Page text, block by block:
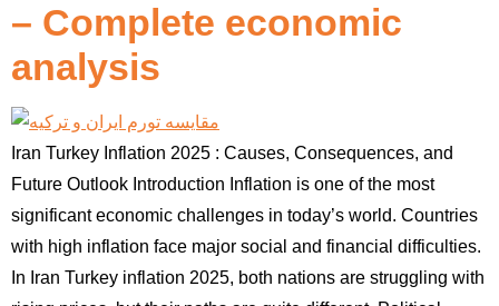
– Complete economic
analysis
Iran Turkey Inflation 2025 : Causes, Consequences, and
Future Outlook Introduction Inflation is one of the most
significant economic challenges in today’s world. Countries
with high inflation face major social and financial difficulties.
In Iran Turkey inflation 2025, both nations are struggling with